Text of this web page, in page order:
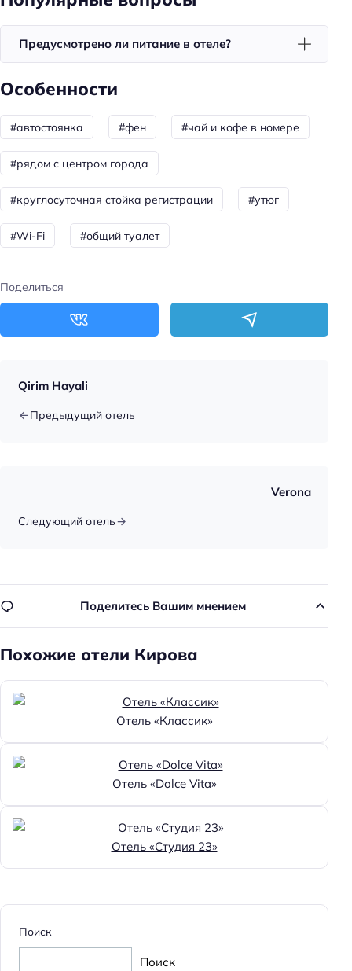
Предусмотрено ли питание в отеле?
Особенности
#автостоянка #фен #чай и кофе в номере
#рядом с центром города
#круглосуточная стойка регистрации #утюг
#Wi-Fi #общий туалет
Поделиться
Qirim Hayali
Предыдущий отель
Verona
Следующий отель
Поделитесь Вашим мнением
Похожие отели Кирова
Отель «Классик»
Отель «Dolce Vita»
Отель «Студия 23»
Поиск
Поиск